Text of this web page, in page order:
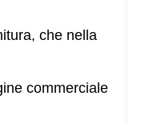
che nella
commerciale